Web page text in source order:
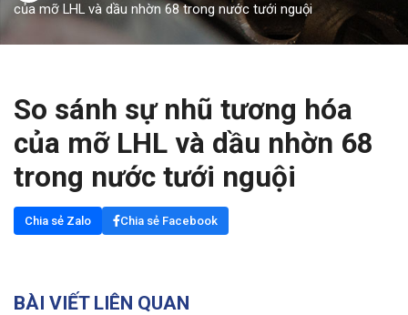
của mỡ LHL và dầu nhờn 68 trong nước tưới nguội
So sánh sự nhũ tương hóa
của mỡ LHL và dầu nhờn 68
trong nước tưới nguội
Chia sẻ Zalo Chia sẻ Facebook
BÀI VIẾT LIÊN QUAN